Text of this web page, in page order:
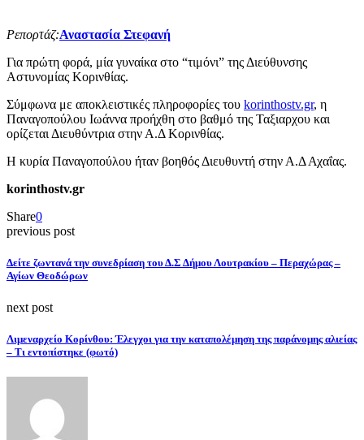
Ρεπορτάζ:Αναστασία Στεφανή
Για πρώτη φορά, μία γυναίκα στο “τιμόνι” της Διεύθυνσης
Αστυνομίας Κορινθίας.
Σύμφωνα με αποκλειστικές πληροφορίες του korinthostv.gr, η
Παναγοπούλου Ιωάννα προήχθη στο βαθμό της Ταξιαρχου και
ορίζεται Διευθύντρια στην Α.Δ Κορινθίας.
Η κυρία Παναγοπούλου ήταν βοηθός Διευθυντή στην Α.Δ Αχαΐας.
korinthostv.gr
Share0
previous post
Δείτε ζωντανά την συνεδρίαση του Δ.Σ Δήμου Λουτρακίου – Περαχώρας –
Αγίων Θεοδώρων
next post
Λιμεναρχείο Κορίνθου: Έλεγχοι για την καταπολέμηση της παράνομης αλιείας
– Τι εντοπίστηκε (φωτό)